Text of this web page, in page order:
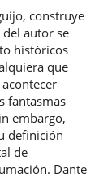
construye
autor se
históricos
que
fantasmas
embargo,
definición
de
Dante